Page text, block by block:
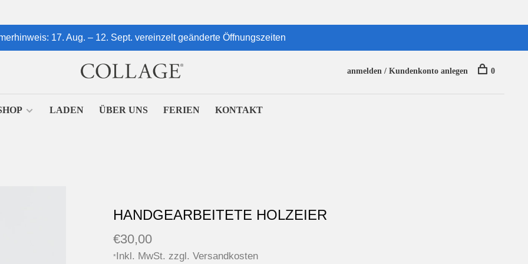
17. Aug. – 12. Sept. vereinzelt geänderte Öffnungszeiten
LADEN ÜBER UNS FERIEN KONTAKT
anmelden / Kundenkonto anlegen 0
HANDGEARBEITETE HOLZEIER
€30,00
*Inkl. MwSt. zzgl. Versandkosten